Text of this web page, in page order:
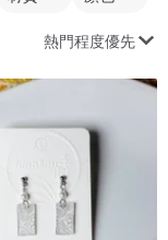
熱門程度優先